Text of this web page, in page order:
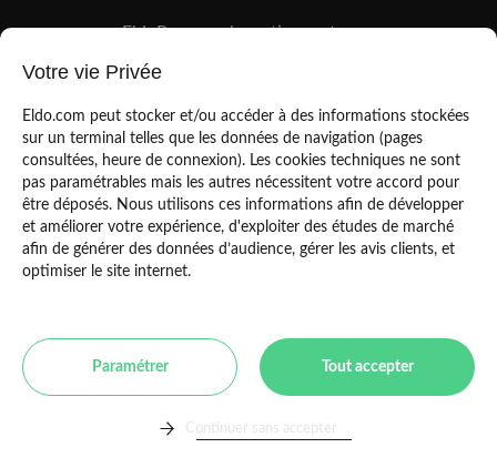
EldoPro pour les artisans et pros
EldoNetwork pour les réseaux, marques et industriels
Mentions légales
Toulouse Paris Bordeaux Marseille
Lyon
Montpellier
Lille
Votre vie Privée
Eldo.com peut stocker et/ou accéder à des informations stockées
sur un terminal telles que les données de navigation (pages
consultées, heure de connexion). Les cookies techniques ne sont
pas paramétrables mais les autres nécessitent votre accord pour
être déposés. Nous utilisons ces informations afin de développer
et améliorer votre expérience, d'exploiter des études de marché
afin de générer des données d’audience, gérer les avis clients, et
optimiser le site internet.
Continuer sans accepter
Paramétrer Tout accepter